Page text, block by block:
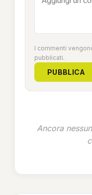
I commenti
pubblicati.
PUBBLICA
Ancora